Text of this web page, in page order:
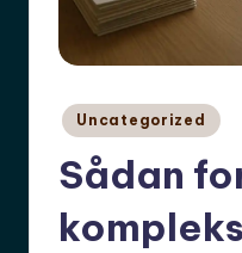
Posted
in
Uncategorized
Sådan
kompleks